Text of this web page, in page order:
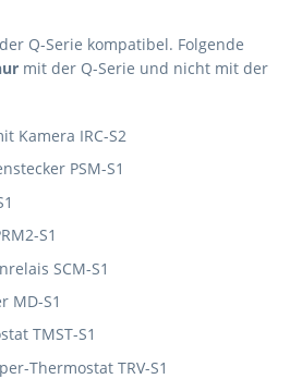
Q-Serie kompatibel. Folgende
mit der Q-Serie und nicht mit der
Kamera IRC-S2
PSM-S1
S1
SCM-S1
MD-S1
TMST-S1
Thermostat TRV-S1